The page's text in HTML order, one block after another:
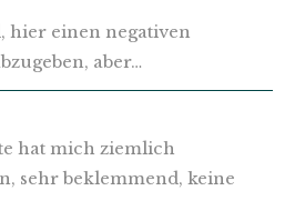
hier einen negativen
aber…
hat mich ziemlich
sehr beklemmend, keine